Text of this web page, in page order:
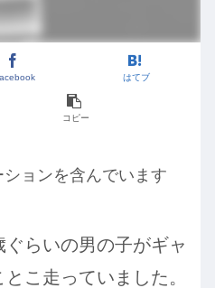
はてブ
コピー
ョンを含んでいます
らいの男の子がギャ
こ走っていました。